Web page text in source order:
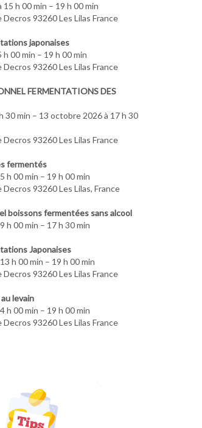
h 00 min – 19 h 00 min
93260 Les Lilas France
japonaises
00 min – 19 h 00 min
93260 Les Lilas France
FERMENTATIONS DES
30 min – 13 octobre 2026 à 17 h 30
93260 Les Lilas France
fermentés
h 00 min – 19 h 00 min
93260 Les Lilas, France
boissons fermentées sans alcool
h 00 min – 17 h 30 min
Japonaises
h 00 min – 19 h 00 min
93260 Les Lilas France
levain
h 00 min – 19 h 00 min
93260 Les Lilas France